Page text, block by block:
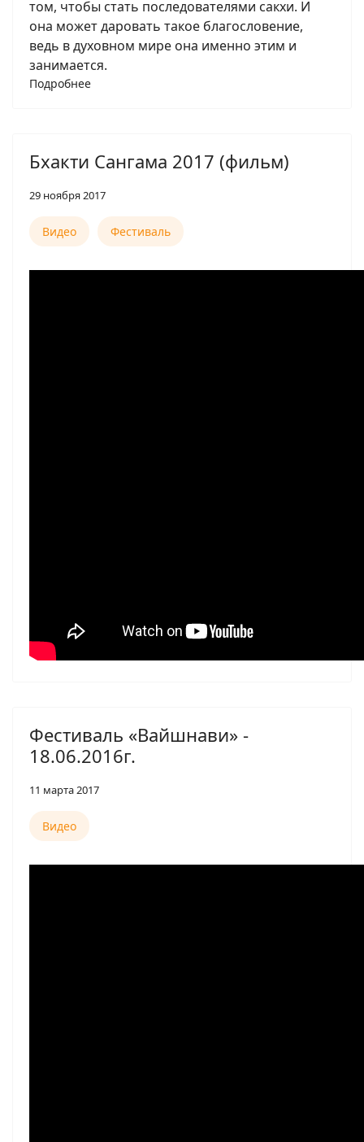
том, чтобы стать последователями сакхи. И
она может даровать такое благословение,
ведь в духовном мире она именно этим и
занимается.
Подробнее
Бхакти Сангама 2017 (фильм)
29 ноября 2017
Видео Фестиваль
Фестиваль «Вайшнави» -
18.06.2016г.
11 марта 2017
Видео